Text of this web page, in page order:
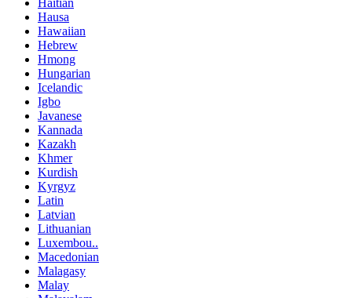
Hausa
Hawaiian
Hebrew
Hmong
Hungarian
Icelandic
Igbo
Javanese
Kannada
Kazakh
Khmer
Kurdish
Kyrgyz
Latin
Latvian
Lithuanian
Luxembou..
Macedonian
Malagasy
Malay